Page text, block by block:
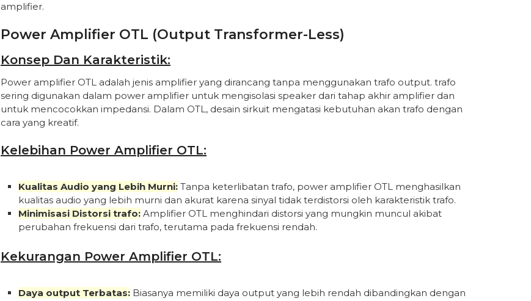
amplifier.
Power Amplifier OTL (Output Transformer-Less)
Konsep Dan Karakteristik:
Power amplifier OTL adalah jenis amplifier yang dirancang tanpa menggunakan trafo output. trafo
sering digunakan dalam power amplifier untuk mengisolasi speaker dari tahap akhir amplifier dan
untuk mencocokkan impedansi. Dalam OTL, desain sirkuit mengatasi kebutuhan akan trafo dengan
cara yang kreatif.
Kelebihan Power Amplifier OTL:
Kualitas Audio yang Lebih Murni:Tanpa keterlibatan trafo, power amplifier OTL menghasilkan
kualitas audio yang lebih murni dan akurat karena sinyal tidak terdistorsi oleh karakteristik trafo.
Minimisasi Distorsi trafo:Amplifier OTL menghindari distorsi yang mungkin muncul akibat
perubahan frekuensi dari trafo, terutama pada frekuensi rendah.
Kekurangan Power Amplifier OTL:
Daya output Terbatas:Biasanya memiliki daya output yang lebih rendah dibandingkan dengan